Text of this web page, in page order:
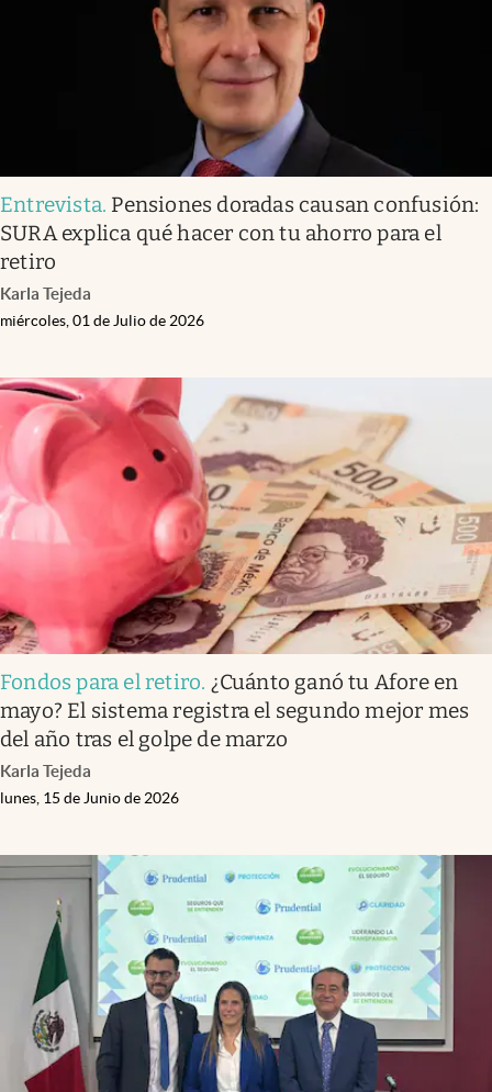
Entrevista. Pensiones doradas causan confusión:
SURA explica qué hacer con tu ahorro para el
retiro
Karla Tejeda
miércoles, 01 de Julio de 2026
Fondos para el retiro. ¿Cuánto ganó tu Afore en
mayo? El sistema registra el segundo mejor mes
del año tras el golpe de marzo
Karla Tejeda
lunes, 15 de Junio de 2026